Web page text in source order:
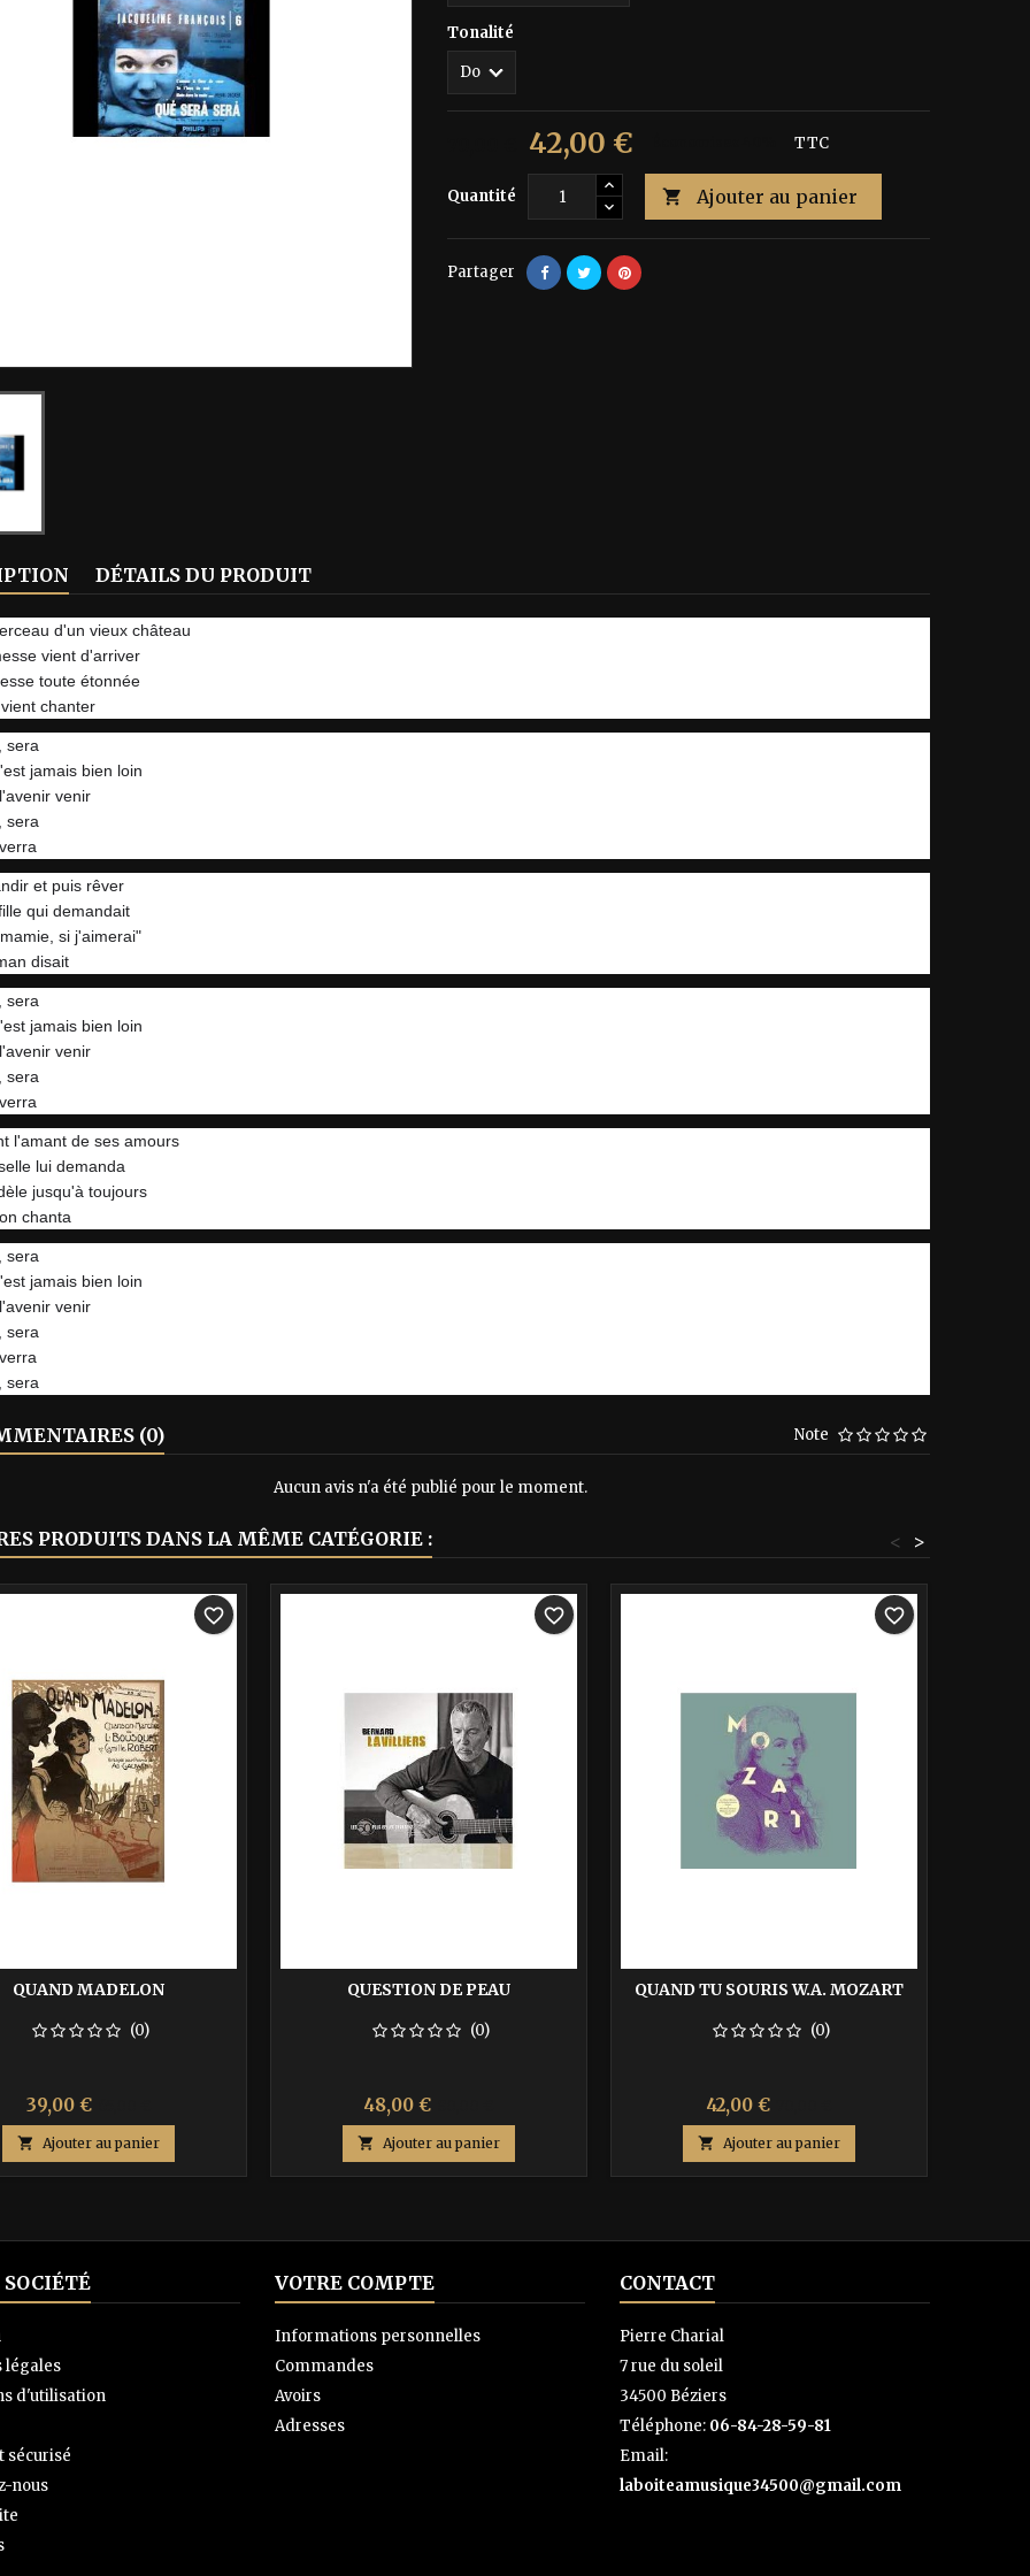
Tonalité
42,00 € TTC
Quantité  Ajouter au panier
Partager
DÉTAILS DU PRODUIT
d'un vieux château
vient d'arriver
toute étonnée
chanter
sera
jamais bien loin
venir
sera
et puis rêver
qui demandait
si j'aimerai"
disait
sera
jamais bien loin
venir
sera
l'amant de ses amours
lui demanda
jusqu'à toujours
chanta
sera
jamais bien loin
venir
sera
sera
(0) Note
Aucun avis n'a été publié pour le moment.
PRODUITS DANS LA MÊME CATÉGORIE : >
<
QUAND MADELON
(0)
Prix
39,00 €
base
 Ajouter au panier
favorite_border
QUESTION DE PEAU
(0)
Prix
48,00 €
base
 Ajouter au panier
favorite_border
QUAND TU SOURIS W.A. MOZART
(0)
Prix
42,00 €
base
 Ajouter au panier
favorite_border
légales
d'utilisation
sécurisé
nous
VOTRE COMPTE
Informations personnelles
Commandes
Avoirs
Adresses
CONTACT
Pierre Charial
7 rue du soleil
34500 Béziers
Téléphone: 06-84-28-59-81
Email:
laboiteamusique34500@gmail.com